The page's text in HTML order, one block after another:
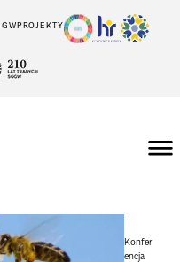
PROJEKTY
Konfer
encja